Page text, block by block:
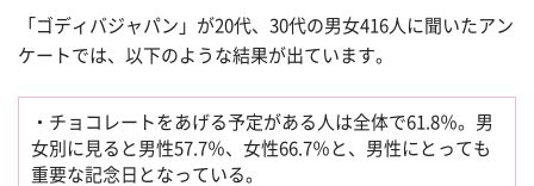
「ゴディバジャパン」が20代、30代の男女416人に聞いたアン
ケートでは、以下のような結果が出ています。
・チョコレートをあげる予定がある人は全体で61.8％。男
女別に見ると男性57.7％、女性66.7％と、男性にとっても
重要な記念日となっている。